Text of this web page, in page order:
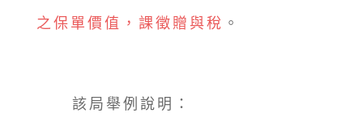
之保單價值，課徵贈與稅 。
該局舉例說明：